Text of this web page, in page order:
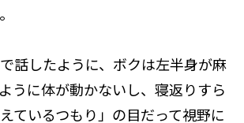
話したように、ボクは左半身が麻
うに体が動かないし、寝返りすら
ているつもり」の目だって視野に